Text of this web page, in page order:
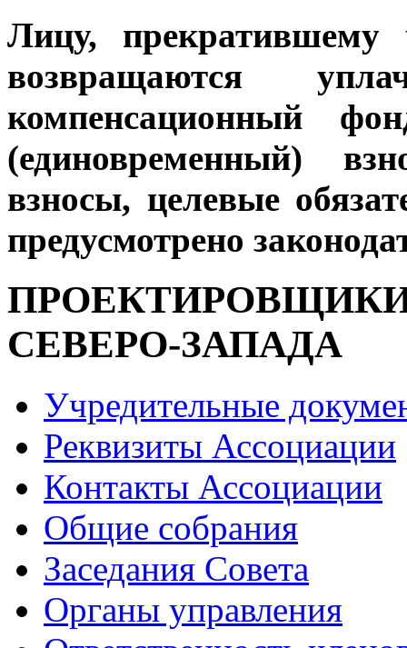
Лицу, прекратившему
возвращаются
компенсационный
(единовременный)
взносы, целевые
предусмотрено
СЕВЕРО-ЗАПАДА
Учредительные
Реквизиты Ассоциации
Контакты Ассоциации
Общие собрания
Заседания Совета
Органы управления